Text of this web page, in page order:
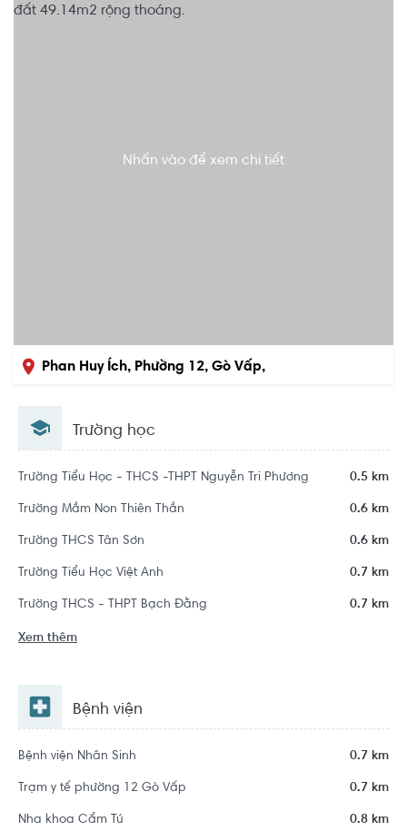
Nhấn vào để xem chi tiết
Phan Huy Ích, Phường 12, Gò Vấp,
Trường học
Trường Tiểu Học - THCS -THPT Nguyễn Tri Phương 0.5 km
Trường Mầm Non Thiên Thần 0.6 km
Trường THCS Tân Sơn 0.6 km
Trường Tiểu Học Việt Anh 0.7 km
Trường THCS - THPT Bạch Đằng 0.7 km
Xem thêm
Bệnh viện
Bệnh viện Nhân Sinh 0.7 km
Trạm y tế phường 12 Gò Vấp 0.7 km
Nha khoa Cẩm Tú 0.8 km